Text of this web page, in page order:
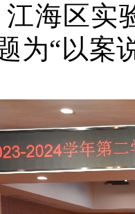
江海区实
为“以案